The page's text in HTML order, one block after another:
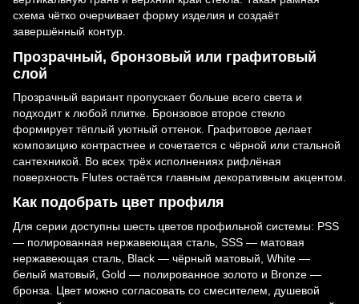
схема чётко очерчивает форму изделия и создаёт
завершённый контур.
Прозрачный, бронзовый или графитовый
слой
Прозрачный вариант пропускает больше всего света и
подходит к любой плитке. Бронзовое второе стекло
формирует тёплый уютный оттенок. Графитовое делает
композицию контрастнее и сочетается с чёрной или стальной
сантехникой. Во всех трёх исполнениях рифлёная
поверхность Flutes остаётся главным декоративным акцентом.
Как подобрать цвет профиля
Для серии доступны шесть цветов профильной системы: PSS
— полированная нержавеющая сталь, SSS — матовая
нержавеющая сталь, Black — чёрный матовый, White —
белый матовый, Gold — полированное золото и Bronze —
бронза. Цвет можно согласовать со смесителем, душевой